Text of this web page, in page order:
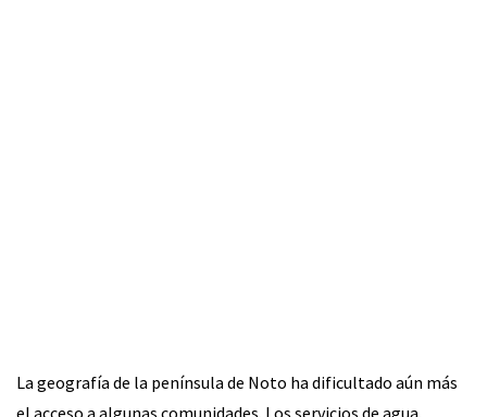
La geografía de la península de Noto ha dificultado aún más
el acceso a algunas comunidades. Los servicios de agua,